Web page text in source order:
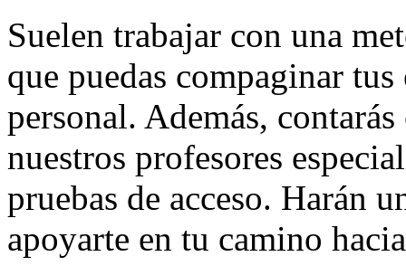
Suelen trabajar con una
que puedas compaginar
personal. Además,
nuestros profesores
pruebas de acceso. Harán
apoyarte en tu camino